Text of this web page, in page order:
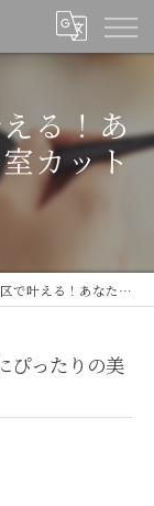
る！あ
カット
たにぴったりの美容室カットスタイル
ぴったりの美